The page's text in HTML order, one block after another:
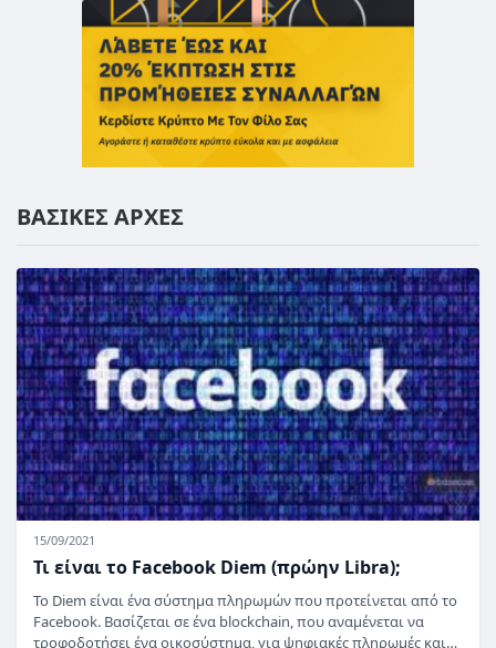
ΒΑΣΙΚΕΣ ΑΡΧΕΣ
15/09/2021
Τι είναι το Facebook Diem (πρώην Libra);
Το Diem είναι ένα σύστημα πληρωμών που προτείνεται από το
Facebook. Βασίζεται σε ένα blockchain, που αναμένεται να
τροφοδοτήσει ένα οικοσύστημα, για ψηφιακές πληρωμές και…